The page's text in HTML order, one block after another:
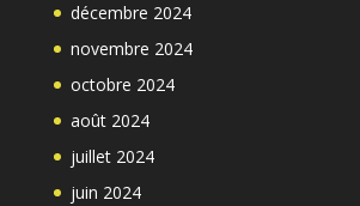
décembre 2024
novembre 2024
octobre 2024
août 2024
juillet 2024
juin 2024